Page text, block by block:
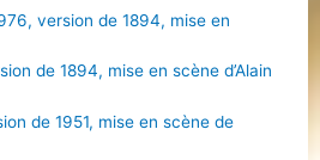
version de 1894, mise en
de 1894, mise en scène d’Alain
de 1951, mise en scène de